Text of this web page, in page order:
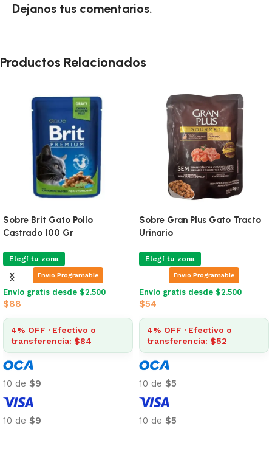
Dejanos tus comentarios.
Productos Relacionados
Sobre Brit Gato Pollo
Castrado 100 Gr
Elegí tu zona
Envio Programable
Envío gratis desde $2.500
$88
4% OFF · Efectivo o
transferencia: $84
10 de $9
10 de $9
Sobre Gran Plus Gato Tracto
Urinario
Elegí tu zona
Envio Programable
Envío gratis desde $2.500
$54
4% OFF · Efectivo o
transferencia: $52
10 de $5
10 de $5